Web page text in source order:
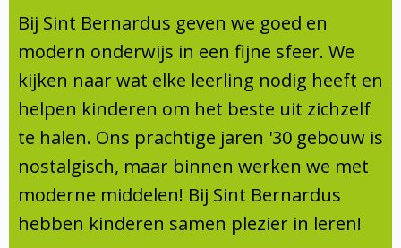
Onderwijs
Leerlingenraad
Leerlingenzorg
Doorstroomtoets
Jeugdprofessional op school
Centrum Jeugd en Gezin
Schoollogopedie
schoolondersteuningsprofiel
Schooltijden
Absentie
Vakanties
Aanmelden
Ouders
Activiteitencommissie (AC)
Medezeggenschapsraad (MR)
Formulieren
Klachtenregeling
Contact
Bij Sint Bernardus geven we goed en
modern onderwijs in een fijne sfeer. We
kijken naar wat elke leerling nodig heeft en
helpen kinderen om het beste uit zichzelf
te halen. Ons prachtige jaren '30 gebouw is
nostalgisch, maar binnen werken we met
moderne middelen! Bij Sint Bernardus
hebben kinderen samen plezier in leren!